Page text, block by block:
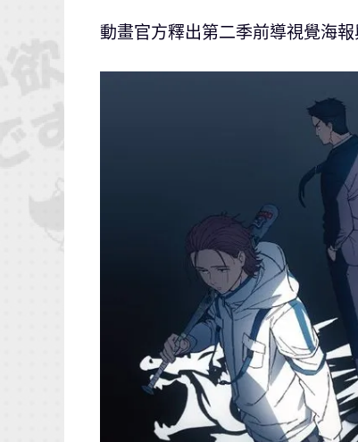
動畫官方釋出第二季前導視覺海